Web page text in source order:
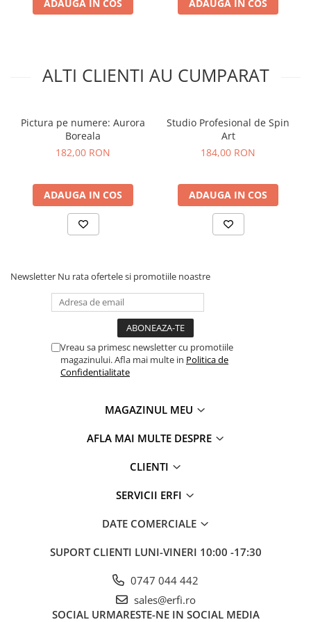
ADAUGA IN COS ADAUGA IN COS
ALTI CLIENTI AU CUMPARAT
Pictura pe numere: Aurora
Boreala
182,00 RON
ADAUGA IN COS
Studio Profesional de Spin
Art
184,00 RON
ADAUGA IN COS
Newsletter Nu rata ofertele si promotiile noastre
Vreau sa primesc newsletter cu promotiile
magazinului. Afla mai multe in Politica de
Confidentialitate
MAGAZINUL MEU
AFLA MAI MULTE DESPRE
CLIENTI
SERVICII ERFI
DATE COMERCIALE
SUPORT CLIENTI LUNI-VINERI 10:00 -17:30
0747 044 442
sales@erfi.ro
SOCIAL URMARESTE-NE IN SOCIAL MEDIA